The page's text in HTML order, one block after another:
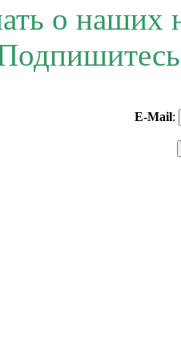
о наших
E-Mail: